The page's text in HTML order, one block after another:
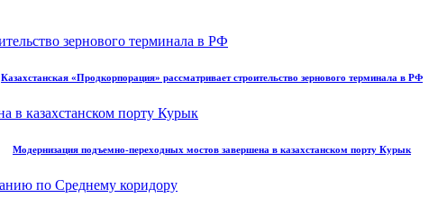
Казахстанская «Продкорпорация» рассматривает строительство зернового терминала в РФ
Модернизация подъемно-переходных мостов завершена в казахстанском порту Курык